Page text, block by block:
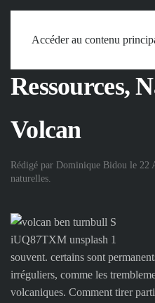
Accéder au contenu
Accueil Mots Ressources,
Ressources,
Volcan
Rédigé par Dominique Bidou le 22
naturelles.
souvent. certains sont
irréguliers, comme les
volcaniques. Comment tirer